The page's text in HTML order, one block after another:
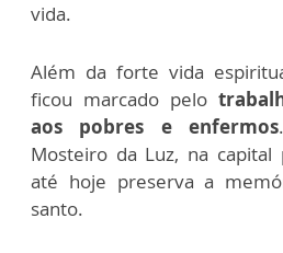
vida.
Além da forte vida
ficou marcado pelo
aos pobres e enfermos
Mosteiro da Luz, na capital
até hoje preserva a
santo.